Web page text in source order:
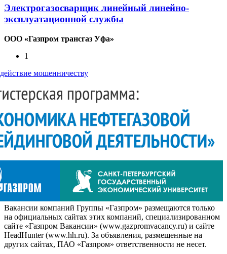
Электрогазосварщик линейный линейно-
эксплуатационной службы
ООО «Газпром трансгаз Уфа»
1
мошенничеству
Вакансии компаний Группы «Газпром» размещаются только
на официальных сайтах этих компаний, специализированном
сайте «Газпром Вакансии» (www.gazpromvacancy.ru) и сайте
HeadHunter (www.hh.ru). За объявления, размещенные на
других сайтах, ПАО «Газпром» ответственности не несет.